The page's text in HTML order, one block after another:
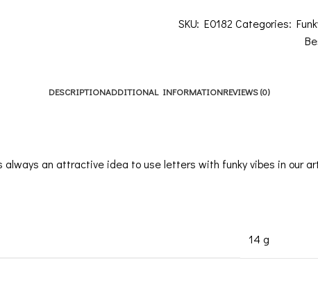
SKU: E0182 Categories:
DESCRIPTIONADDITIONAL INFORMATIONREVIEWS (0)
always an attractive idea to use letters with funky vibes in our
14 g